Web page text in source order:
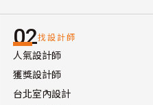
02找設計師
人氣設計師
獲獎設計師
台北室內設計